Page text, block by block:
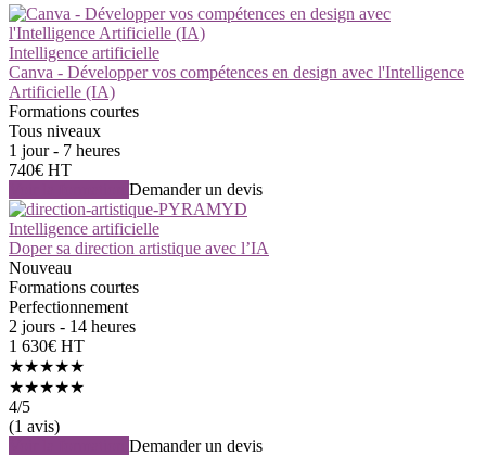
Intelligence artificielle
Canva - Développer vos compétences en design avec l'Intelligence
Artificielle (IA)
Formations courtes
Tous niveaux
1 jour - 7 heures
740€ HT
Demander un devis
Intelligence artificielle
Doper sa direction artistique avec l’IA
Nouveau
Formations courtes
Perfectionnement
2 jours - 14 heures
1 630€ HT
★★★★★
★★★★★
4/5
(1 avis)
Demander un devis